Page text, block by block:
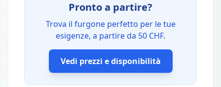
Pronto a partire?
Trova il furgone perfetto per le tue
esigenze, a partire da 50 CHF.
Vedi prezzi e disponibilità